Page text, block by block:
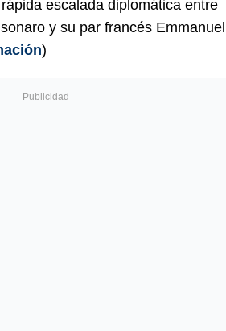
escalada diplomática entre
y su par francés Emmanuel
)